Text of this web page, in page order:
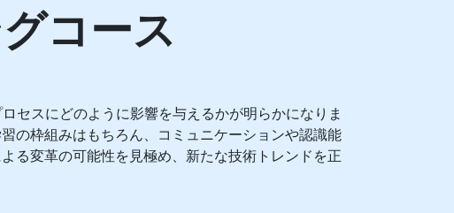
コース
セスにどのように影響を与えるかが明らかになりま
の枠組みはもちろん、コミュニケーションや認識能
る変革の可能性を見極め、新たな技術トレンドを正